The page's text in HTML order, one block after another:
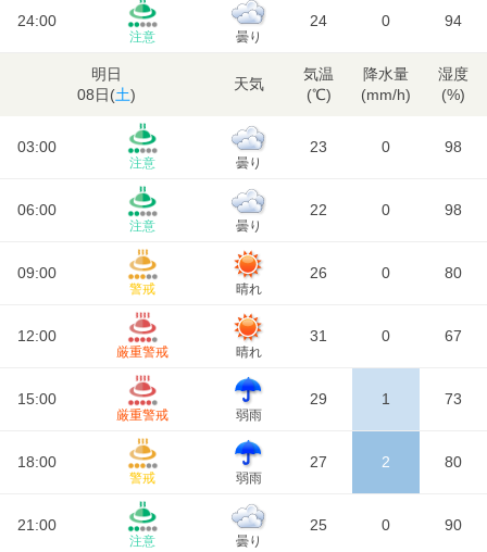
24:00
注意 曇り
24 0 94
明日
08日(土)
天気
気温
(℃)
降水量
(mm/h)
湿度
(%)
03:00
注意 曇り
23 0 98
06:00
注意 曇り
22 0 98
09:00
警戒 晴れ
26 0 80
12:00
厳重警戒 晴れ
31 0 67
15:00
厳重警戒 弱雨
29 1 73
18:00
警戒 弱雨
27 2 80
21:00
注意 曇り
25 0 90